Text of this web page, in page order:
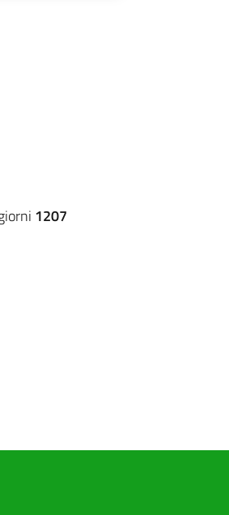
1207